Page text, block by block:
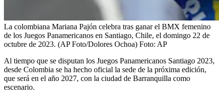
La colombiana Mariana Pajón celebra tras ganar el BMX femenino
de los Juegos Panamericanos en Santiago, Chile, el domingo 22 de
octubre de 2023. (AP Foto/Dolores Ochoa) Foto: AP
Al tiempo que se disputan los Juegos Panamericanos Santiago 2023,
desde Colombia se ha hecho oficial la sede de la próxima edición,
que será en el año 2027, con la ciudad de Barranquilla como
escenario.